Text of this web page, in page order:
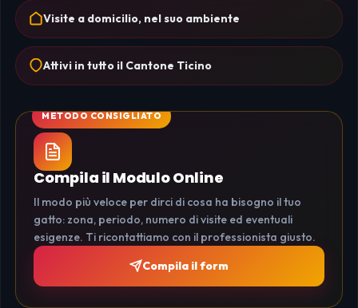
Visite a domicilio, nel suo ambiente
Attivi in tutto il Cantone Ticino
Compila il Modulo Online
Il modo più veloce per dirci di cosa ha bisogno il tuo
gatto: zona, periodo, numero di visite ed eventuali
esigenze. Ti ricontattiamo con il professionista giusto.
Compila il form